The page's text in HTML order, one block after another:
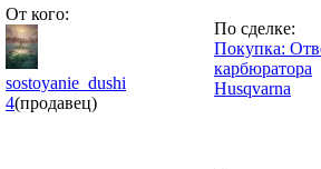
От кого:
sostoyanie_dushi
4(продавец)
По сделке:
Покупка:
карбюратора
Husqvarna